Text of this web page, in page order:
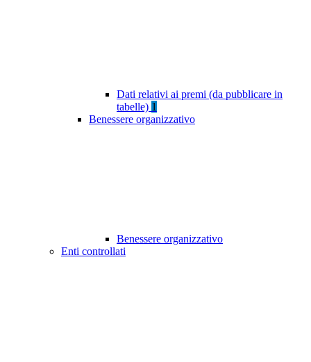
Dati relativi ai premi (da pubblicare in
tabelle) 1
Benessere organizzativo
Benessere organizzativo
Enti controllati